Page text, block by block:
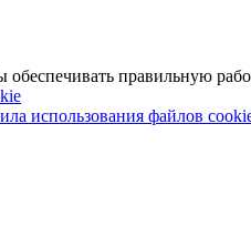
правильную
использования файлов